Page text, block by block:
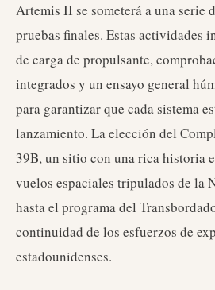
Artemis II se someterá a una serie
pruebas finales. Estas actividades
de carga de propulsante,
integrados y un ensayo general
para garantizar que cada sistema
lanzamiento. La elección del
39B, un sitio con una rica historia
vuelos espaciales tripulados de la
hasta el programa del
continuidad de los esfuerzos de
estadounidenses.